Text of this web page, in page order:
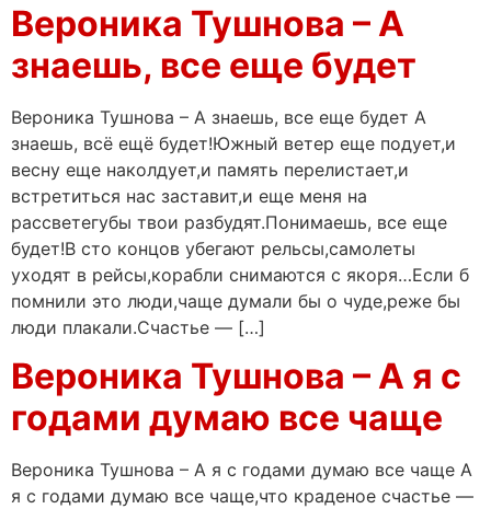
Вероника Тушнова – А
знаешь, все еще будет
Вероника Тушнова – А знаешь, все еще будет А
знаешь, всё ещё будет!Южный ветер еще подует,и
весну еще наколдует,и память перелистает,и
встретиться нас заставит,и еще меня на
рассветегубы твои разбудят.Понимаешь, все еще
будет!В сто концов убегают рельсы,самолеты
уходят в рейсы,корабли снимаются с якоря…Если б
помнили это люди,чаще думали бы о чуде,реже бы
люди плакали.Счастье — […]
Вероника Тушнова – А я с
годами думаю все чаще
Вероника Тушнова – А я с годами думаю все чаще А
я с годами думаю все чаще,что краденое счастье —